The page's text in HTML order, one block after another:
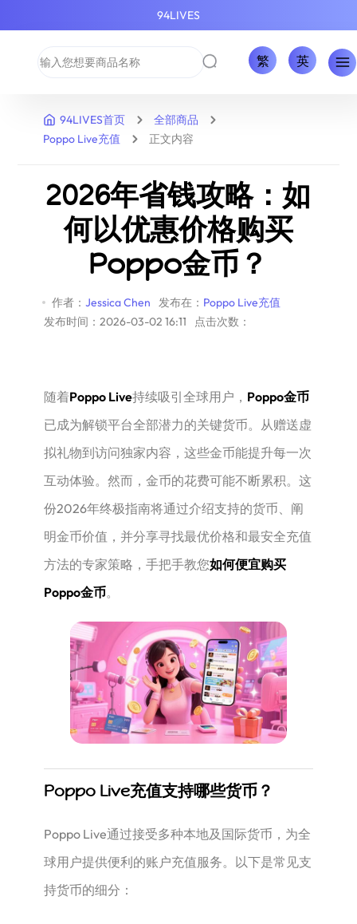
94LIVES
繁 英
94LIVES首页
全部商品
Poppo Live充值
正文内容
2026年省钱攻略：如
何以优惠价格购买
Poppo金币？
作者： Jessica Chen 发布在： Poppo Live充值
发布时间：2026-03-02 16:11
点击次数：
随着Poppo Live持续吸引全球用户， Poppo金币
已成为解锁平台全部潜力的关键货币。从赠送虚
拟礼物到访问独家内容，这些金币能提升每一次
互动体验。然而，金币的花费可能不断累积。这
份2026年终极指南将通过介绍支持的货币、阐
明金币价值，并分享寻找最优价格和最安全充值
方法的专家策略，手把手教您如何便宜购买
Poppo金币。
Poppo Live充值支持哪些货币？
Poppo Live通过接受多种本地及国际货币，为全
球用户提供便利的账户充值服务。以下是常见支
持货币的细分：